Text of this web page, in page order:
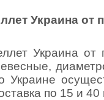
Украина от
Украина от
Украине
по 15 и 40